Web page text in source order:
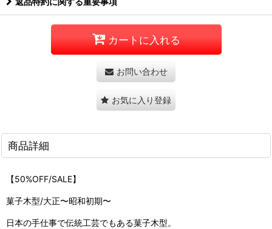
カートに入れる
お問い合わせ
お気に入り登録
商品詳細
【50%OFF/SALE】
菓子木型/大正〜昭和初期〜
日本の手仕事で伝統工芸でもある菓子木型。